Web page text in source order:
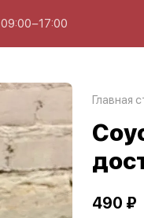
09:00−17:00
Главная
490 ₽